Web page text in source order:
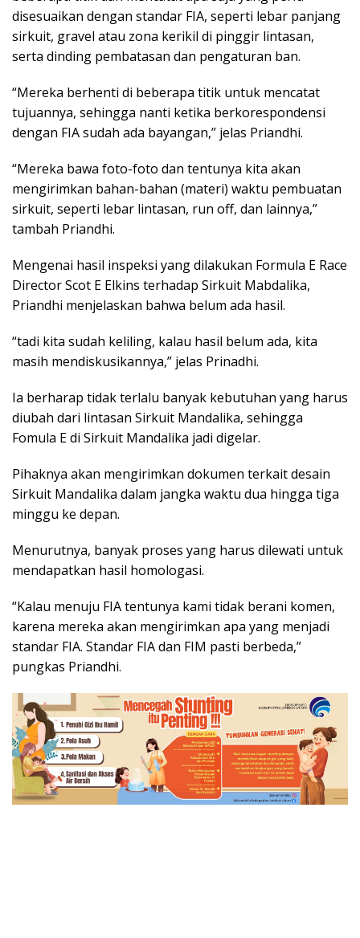
disesuaikan dengan standar FIA, seperti lebar panjang
sirkuit, gravel atau zona kerikil di pinggir lintasan,
serta dinding pembatasan dan pengaturan ban.
“Mereka berhenti di beberapa titik untuk mencatat
tujuannya, sehingga nanti ketika berkorespondensi
dengan FIA sudah ada bayangan,” jelas Priandhi.
“Mereka bawa foto-foto dan tentunya kita akan
mengirimkan bahan-bahan (materi) waktu pembuatan
sirkuit, seperti lebar lintasan, run off, dan lainnya,”
tambah Priandhi.
Mengenai hasil inspeksi yang dilakukan Formula E Race
Director Scot E Elkins terhadap Sirkuit Mabdalika,
Priandhi menjelaskan bahwa belum ada hasil.
“tadi kita sudah keliling, kalau hasil belum ada, kita
masih mendiskusikannya,” jelas Prinadhi.
Ia berharap tidak terlalu banyak kebutuhan yang harus
diubah dari lintasan Sirkuit Mandalika, sehingga
Fomula E di Sirkuit Mandalika jadi digelar.
Pihaknya akan mengirimkan dokumen terkait desain
Sirkuit Mandalika dalam jangka waktu dua hingga tiga
minggu ke depan.
Menurutnya, banyak proses yang harus dilewati untuk
mendapatkan hasil homologasi.
“Kalau menuju FIA tentunya kami tidak berani komen,
karena mereka akan mengirimkan apa yang menjadi
standar FIA. Standar FIA dan FIM pasti berbeda,”
pungkas Priandhi.